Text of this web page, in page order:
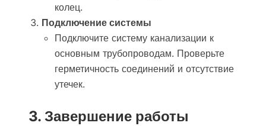
колец.
Подключение системы
Подключите систему канализации к
основным трубопроводам. Проверьте
герметичность соединений и отсутствие
утечек.
3. Завершение работы